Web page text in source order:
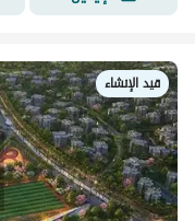
تفاصيل العقار
عن المشروعقيد الإنشاء